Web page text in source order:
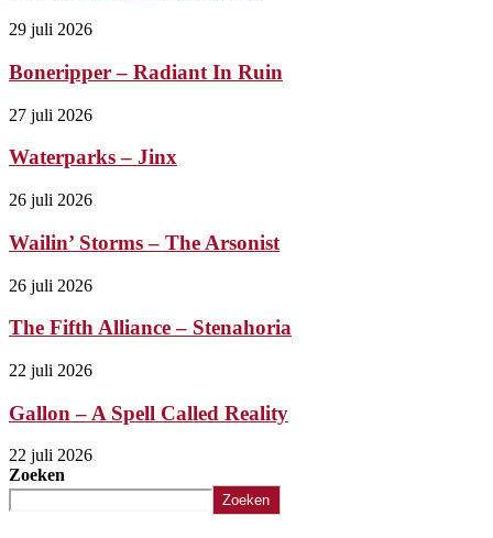
29 juli 2026
Boneripper – Radiant In Ruin
27 juli 2026
Waterparks – Jinx
26 juli 2026
Wailin’ Storms – The Arsonist
26 juli 2026
The Fifth Alliance – Stenahoria
22 juli 2026
Gallon – A Spell Called Reality
22 juli 2026
Zoeken
Zoeken